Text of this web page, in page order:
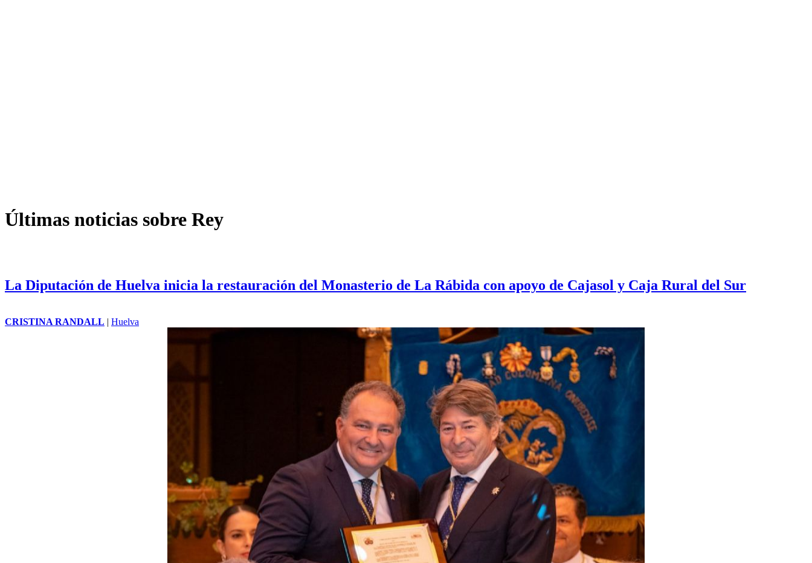
Últimas noticias sobre Rey
La Diputación de Huelva inicia la restauración del Monasterio de La Rábida con apoyo de Cajasol y Caja Rural del Sur
CRISTINA RANDALL | Huelva